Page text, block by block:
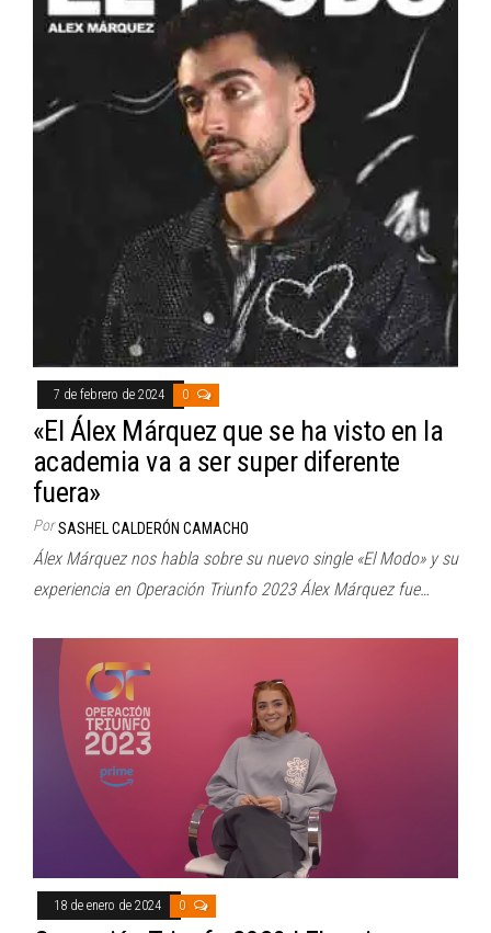
7 de febrero de 2024 0
«El Álex Márquez que se ha visto en la
academia va a ser super diferente
fuera»
Por SASHEL CALDERÓN CAMACHO
Álex Márquez nos habla sobre su nuevo single «El Modo» y su
experiencia en Operación Triunfo 2023 Álex Márquez fue…
18 de enero de 2024 0